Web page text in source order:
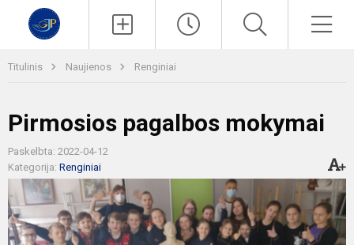
Titulinis Naujienos Renginiai
Pirmosios pagalbos mokymai
Paskelbta: 2022-04-12
Kategorija: Renginiai